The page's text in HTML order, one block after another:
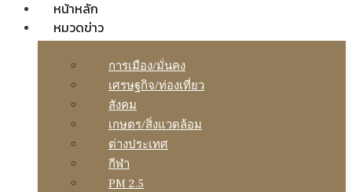
หน้าหลัก
หมวดข่าว
การเมือง/มั่นคง
เศรษฐกิจ/ท่องเที่ยว
สังคม
เกษตร/สิ่งแวดล้อม
ต่างประเทศ
กีฬา
PM 2.5